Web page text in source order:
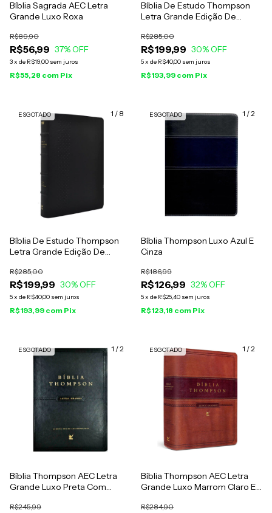
Bíblia Sagrada AEC Letra
Grande Luxo Roxa
R$56,99
R$89,90
37% OFF
3x de R$19,00 sem juros
R$55,28 com Pix
Bíblia De Estudo Thompson
Letra Grande Edição De
R$199,99
R$285,00
30% OFF
5x de R$40,00 sem juros
R$193,99 com Pix
1 / 8
ESGOTADO
Bíblia De Estudo Thompson
Letra Grande Edição De
R$199,99
R$285,00
30% OFF
5x de R$40,00 sem juros
R$193,99 com Pix
1 /2
ESGOTADO
Bíblia Thompson Luxo Azul E
Cinza
R$126,99
R$186,99
32% OFF
5x de R$25,40 sem juros
R$123,18 com Pix
1 /2
ESGOTADO
Bíblia Thompson AEC Letra
Grande Luxo Preta Com
R$245,99
1 /2
ESGOTADO
Bíblia Thompson AEC Letra
Grande Luxo Marrom Claro E
R$284,90